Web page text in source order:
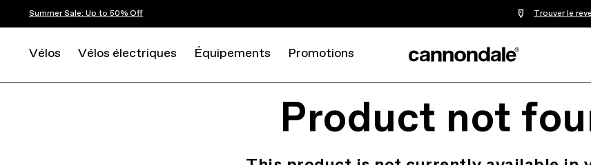
Summer Sale: Up to 50% Off Trouver le
Vélos Vélos électriques Équipements Promotions
Product not